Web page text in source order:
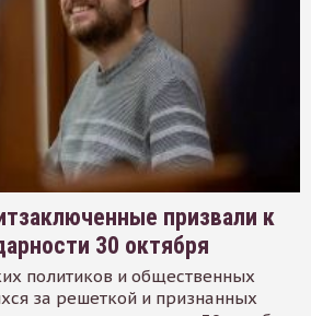
призвали к
30 октября
политиков и общественных
за решеткой и признанных